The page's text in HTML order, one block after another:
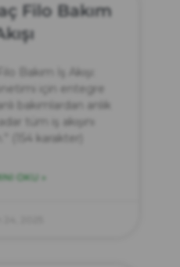
Filo Bakım
Bakım İş Akışı:
için entegre
bakımlardan anlık
tüm iş akışını
(154 karakter)
OKU »